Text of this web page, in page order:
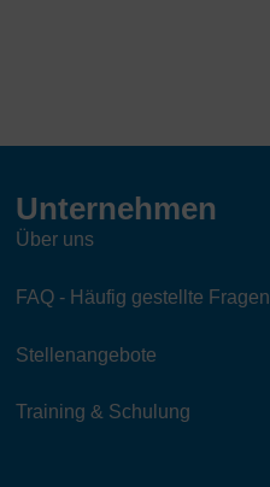
Unternehmen
Über uns
FAQ - Häufig gestellte Fragen
Stellenangebote
Training & Schulung